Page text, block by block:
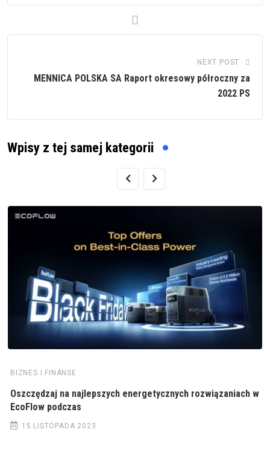
NEXT POST
MENNICA POLSKA SA Raport okresowy półroczny za
2022 PS
Wpisy z tej samej kategorii
BIZNES I FINANSE
Oszczędzaj na najlepszych energetycznych rozwiązaniach w
EcoFlow podczas
15 LISTOPADA 2023